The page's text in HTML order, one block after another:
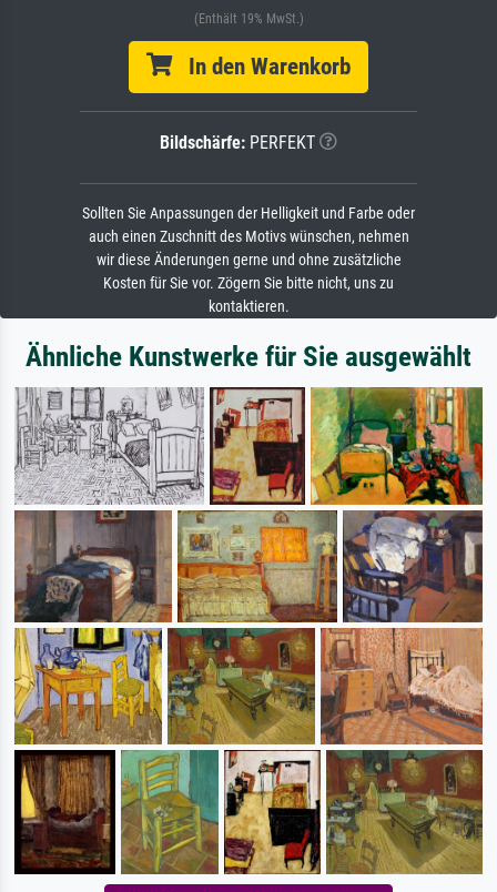
(Enthält 19% MwSt.)
In den Warenkorb
Bildschärfe: PERFEKT
Sollten Sie Anpassungen der Helligkeit und Farbe oder
auch einen Zuschnitt des Motivs wünschen, nehmen
wir diese Änderungen gerne und ohne zusätzliche
Kosten für Sie vor. Zögern Sie bitte nicht, uns zu
kontaktieren.
Ähnliche Kunstwerke für Sie ausgewählt